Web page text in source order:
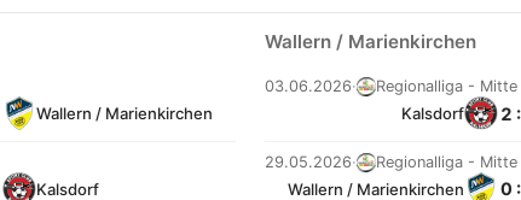
Wallern / Marienkirchen
Kalsdorf
Wallern / Marienkirchen
03.06.2026· Regionalliga - Mitte
Kalsdorf 2
29.05.2026· Regionalliga - Mitte
Wallern / Marienkirchen 0